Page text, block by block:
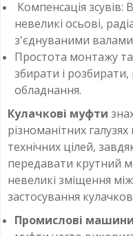
Компенсація
невеликі осьові,
з'єднуваними
Простота монтажу
збирати і
обладнання.
Кулачкові муфти
різноманітних
технічних цілей,
передавати крутний
невеликі зміщення
застосування
Промислові